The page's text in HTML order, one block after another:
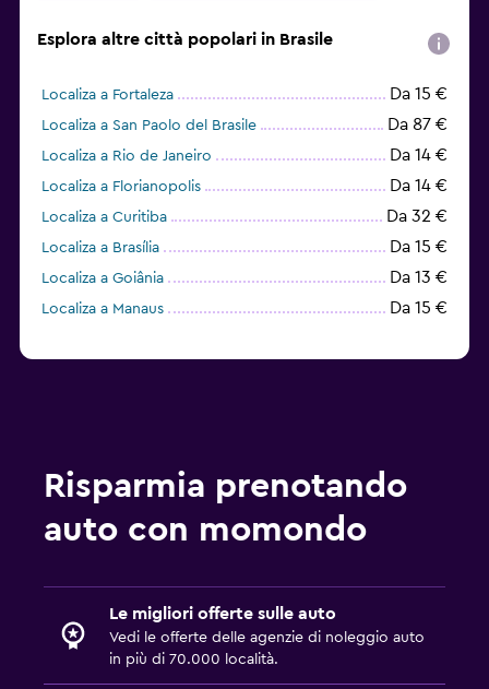
Esplora altre città popolari in Brasile
Localiza a Fortaleza Da 15 €
Localiza a San Paolo del Brasile Da 87 €
Localiza a Rio de Janeiro Da 14 €
Localiza a Florianopolis Da 14 €
Localiza a Curitiba Da 32 €
Localiza a Brasília Da 15 €
Localiza a Goiânia Da 13 €
Localiza a Manaus Da 15 €
Risparmia prenotando
auto con momondo
Le migliori offerte sulle auto
Vedi le offerte delle agenzie di noleggio auto
in più di 70.000 località.